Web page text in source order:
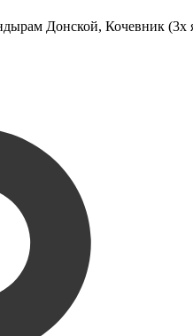
Донской, Кочевник